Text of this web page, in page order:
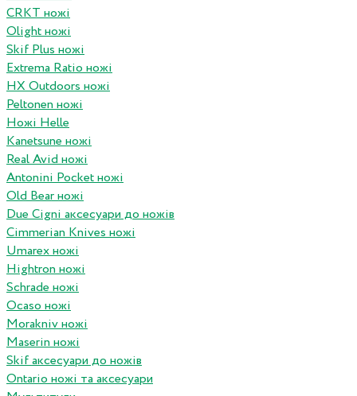
CRKT ножі
Olight ножі
Skif Plus ножі
Extrema Ratio ножі
HX Outdoors ножі
Peltonen ножі
Ножі Helle
Kanetsune ножі
Real Avid ножі
Antonini Pocket ножі
Old Bear ножі
Due Cigni аксесуари до ножів
Cimmerian Knives ножі
Umarex ножі
Hightron ножі
Schrade ножі
Ocaso ножі
Morakniv ножі
Maserin ножі
Skif аксесуари до ножів
Ontario ножі та аксесуари